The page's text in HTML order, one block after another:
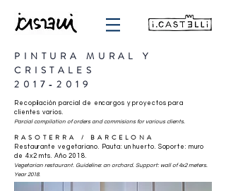
PINTURA MURAL Y
CRISTALES
2017-2019
Recopilación parcial de encargos y proyectos para
clientes varios.
Parcial compilation of orders and commisions for various clients.
RASOTERRA / BARCELONA
Restaurante vegetariano. Pauta: un huerto. Soporte: muro
de 4x2 mts. Año 2018.
Vegetarian restaurant. Guideline: an orchard. Support: wall of 4x2 meters.
Year 2018.